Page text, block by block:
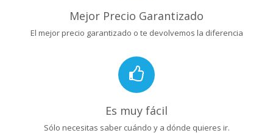
Mejor Precio Garantizado
El mejor precio garantizado o te devolvemos la diferencia
Es muy fácil
Sólo necesitas saber cuándo y a dónde quieres ir.